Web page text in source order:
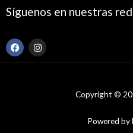
Síguenos en nuestras
F
a
I
n
Copyright ©
Powered by